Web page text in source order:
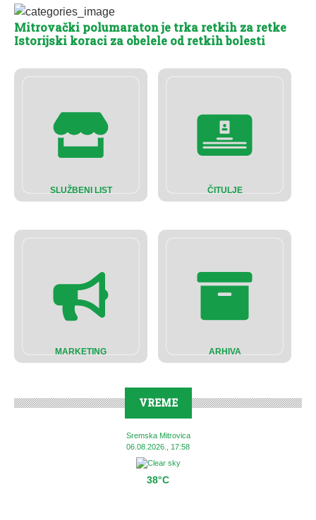
SLUŽBENI LIST ČITULJE
MARKETING ARHIVA
VREME
Sremska Mitrovica
06.08.2026., 17:58
38°C
Mitrovački polumaraton je trka retkih za retke
Istorijski koraci za obelele od retkih bolesti